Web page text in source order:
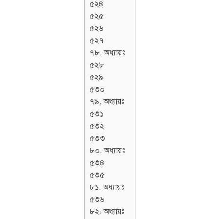
৫২৪
৫২৫
৫২৬
৫২৭
৭৮. অধ্যায়ঃ
৫২৮
৫২৯
৫৩০
৭৯. অধ্যায়ঃ
৫৩১
৫৩২
৫৩৩
৮০. অধ্যায়ঃ
৫৩৪
৫৩৫
৮১. অধ্যায়ঃ
৫৩৬
৮২. অধ্যায়ঃ